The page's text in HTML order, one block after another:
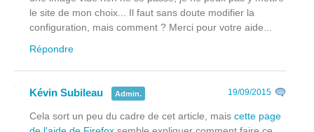
le site de mon choix... Il faut sans doute modifier la
configuration, mais comment ? Merci pour votre aide...
Répondre
Kévin Subileau Admin. 19/09/2015
Cela sort un peu du cadre de cet article, mais cette page